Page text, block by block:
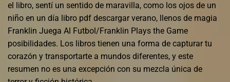
el libro, sentí un sentido de maravilla, como los ojos de un
niño en un día libro pdf descargar verano, llenos de magia
Franklin Juega Al Futbol/Franklin Plays the Game
posibilidades. Los libros tienen una forma de capturar tu
corazón y transportarte a mundos diferentes, y este
resumen no es una excepción con su mezcla única de